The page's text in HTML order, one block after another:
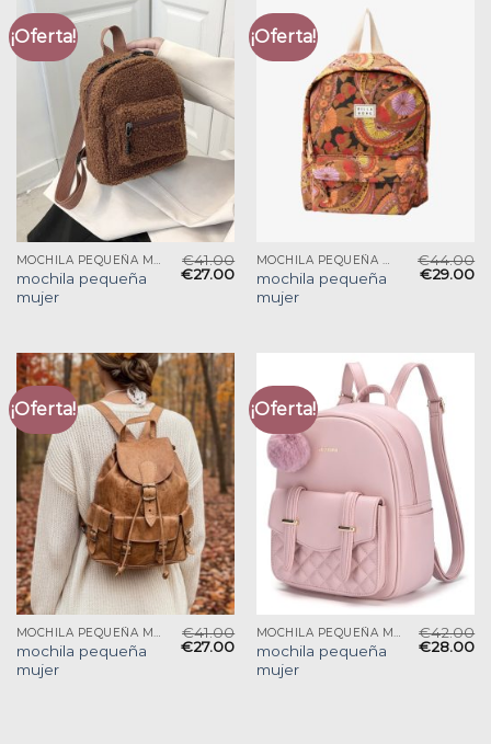
¡Oferta!
mochila pequeña
mujer
€41.00
€27.00
¡Oferta!
mochila pequeña
mujer
€44.00
€29.00
¡Oferta!
MOCHILA PEQUEÑA MUJER
mochila pequeña
mujer
€41.00
€27.00
¡Oferta!
MOCHILA PEQUEÑA MUJER
mochila pequeña
mujer
€42.00
€28.00